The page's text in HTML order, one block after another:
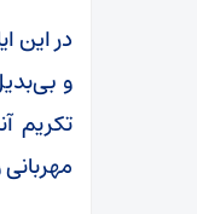
در این
و
تکریم